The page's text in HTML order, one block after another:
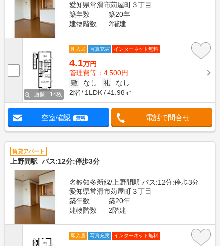
愛知県常滑市苅屋町３丁目
築年数
築20年
建物階数
2階建
画像 : 14枚
即入居 写真充実 インターネット無料
4.1万円
管理費等：4,500円
敷
なし 礼
なし
2階
1LDK 41.98㎡
空室確認 無料 電話で問合せ
賃貸アパート
上野間駅 バス:12分:停歩3分
名鉄知多新線/上野間駅 バス:12分:停歩3分
愛知県常滑市苅屋町３丁目
築年数
築20年
建物階数
2階建
即入居 写真充実 インターネット無料